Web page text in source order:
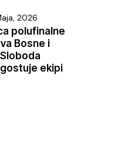
2026
polufinalne
Bosne i
ekipi